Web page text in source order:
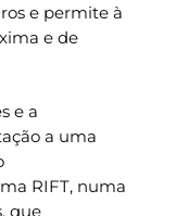
e permite à
e de
e a
a uma
RIFT, numa
que